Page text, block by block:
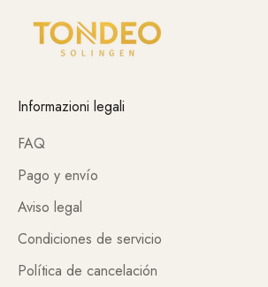
Informazioni legali
FAQ
Pago y envío
Aviso legal
Condiciones de servicio
Política de cancelación